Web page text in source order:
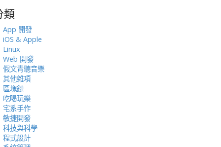
類
App 開發
iOS & Apple
Linux
Web 開發
假文青聽音樂
其他雜項
區塊鏈
吃喝玩樂
宅系手作
敏捷開發
科技與科學
程式設計